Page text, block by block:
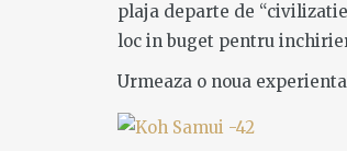
plaja departe de
loc in buget pentru
Urmeaza o noua